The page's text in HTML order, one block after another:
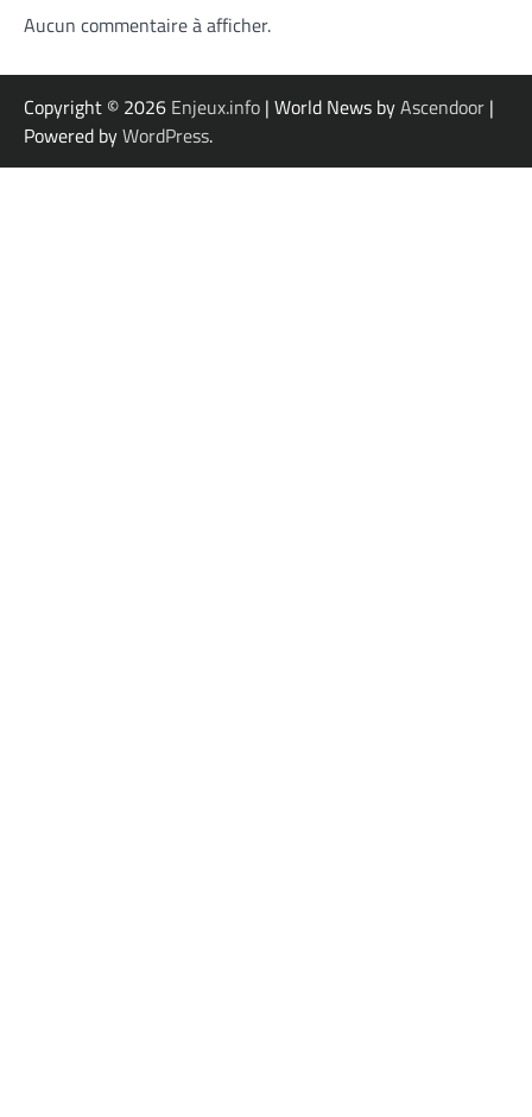
Aucun commentaire à afficher.
Copyright © 2026 Enjeux.info | World News byAscendoor |
Powered byWordPress.